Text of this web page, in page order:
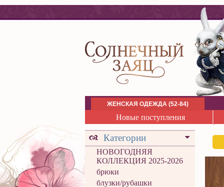
ЖЕНСКАЯ ОДЕЖДА (52-84)
Новые поступления
Категории
НОВОГОДНЯЯ
КОЛЛЕКЦИЯ 2025-2026
брюки
блузки/рубашки